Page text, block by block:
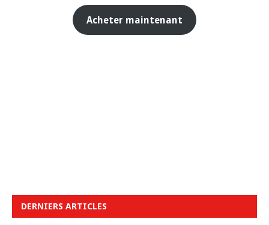
Acheter maintenant
DERNIERS ARTICLES